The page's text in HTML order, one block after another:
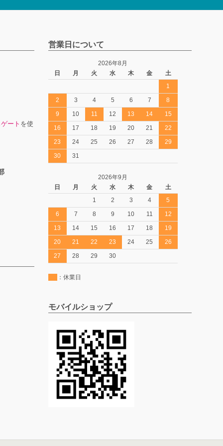
ート を使
営業日について
2026年8月
日
月 火 水 木 金
土
1
2
3 4 5 6 7
8
9
10 11 12 13 14
15
16
17 18 19 20 21
22
23
24 25 26 27 28
29
30
31
2026年9月
日
月 火 水 木 金
土
1
2 3 4
5
6
7 8 9 10 11
12
13
14 15 16 17 18
19
20
21 22 23 24 25
26
27
28 29 30
：休業日
モバイルショップ